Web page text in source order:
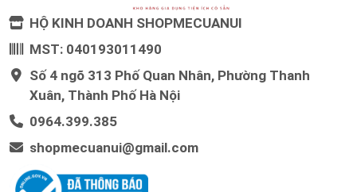
HỘ KINH DOANH SHOPMECUANUI
MST: 040193011490
Số 4 ngõ 313 Phố Quan Nhân, Phường Thanh
Xuân, Thành Phố Hà Nội
0964.399.385
shopmecuanui@gmail.com